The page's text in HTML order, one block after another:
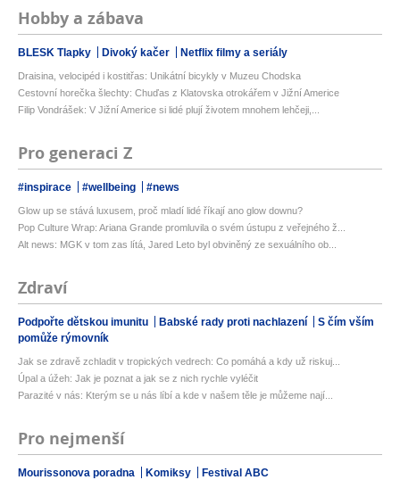
Hobby a zábava
BLESK Tlapky Divoký kačer Netflix filmy a seriály
Draisina, velocipéd i kostitřas: Unikátní bicykly v Muzeu Chodska
Cestovní horečka šlechty: Chuďas z Klatovska otrokářem v Jižní Americe
Filip Vondrášek: V Jižní Americe si lidé plují životem mnohem lehčeji,...
Pro generaci Z
#inspirace #wellbeing #news
Glow up se stává luxusem, proč mladí lidé říkají ano glow downu?
Pop Culture Wrap: Ariana Grande promluvila o svém ústupu z veřejného ž...
Alt news: MGK v tom zas lítá, Jared Leto byl obviněný ze sexuálního ob...
Zdraví
Podpořte dětskou imunitu Babské rady proti nachlazení
S čím vším
pomůže rýmovník
Jak se zdravě zchladit v tropických vedrech: Co pomáhá a kdy už riskuj...
Úpal a úžeh: Jak je poznat a jak se z nich rychle vyléčit
Parazité v nás: Kterým se u nás líbí a kde v našem těle je můžeme nají...
Pro nejmenší
Mourissonova poradna Komiksy Festival ABC